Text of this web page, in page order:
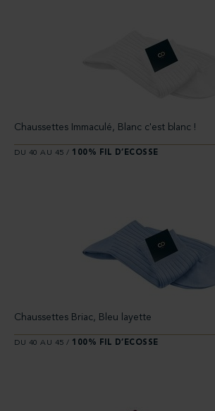
Chaussettes Immaculé, Blanc c'est blanc !
DU 40 AU 45 / 100% FIL D’ECOSSE
Chaussettes Briac, Bleu layette
DU 40 AU 45 / 100% FIL D’ECOSSE